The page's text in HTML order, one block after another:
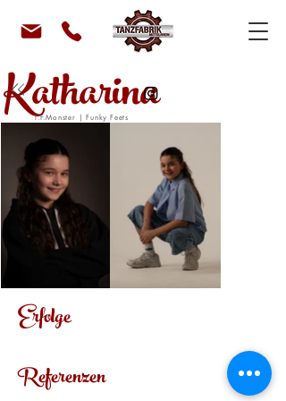
Katharina
T.F.Monster | Funky Feets
Erfolge
Referenzen